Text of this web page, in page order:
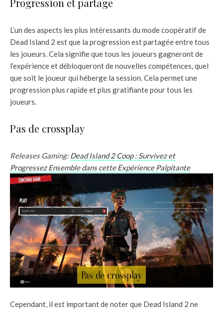
Progression et partage
L’un des aspects les plus intéressants du mode coopératif de
Dead Island 2 est que la progression est partagée entre tous
les joueurs. Cela signifie que tous les joueurs gagneront de
l’expérience et débloqueront de nouvelles compétences, quel
que soit le joueur qui héberge la session. Cela permet une
progression plus rapide et plus gratifiante pour tous les
joueurs.
Pas de crossplay
Releases Gaming:Dead Island 2 Coop : Survivez et
Progressez Ensemble dans cette Expérience Palpitante
Cependant, il est important de noter que Dead Island 2 ne